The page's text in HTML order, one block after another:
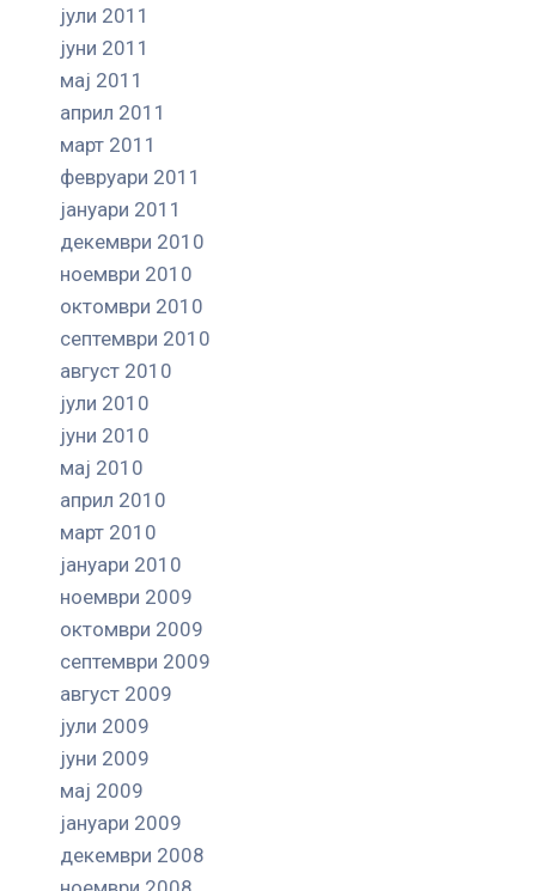
јули 2011
јуни 2011
мај 2011
април 2011
март 2011
февруари 2011
јануари 2011
декември 2010
ноември 2010
октомври 2010
септември 2010
август 2010
јули 2010
јуни 2010
мај 2010
април 2010
март 2010
јануари 2010
ноември 2009
октомври 2009
септември 2009
август 2009
јули 2009
јуни 2009
мај 2009
јануари 2009
декември 2008